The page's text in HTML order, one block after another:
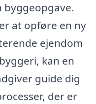
byggeopgave.
at opføre en ny
ejendom
kan en
guide dig
der er